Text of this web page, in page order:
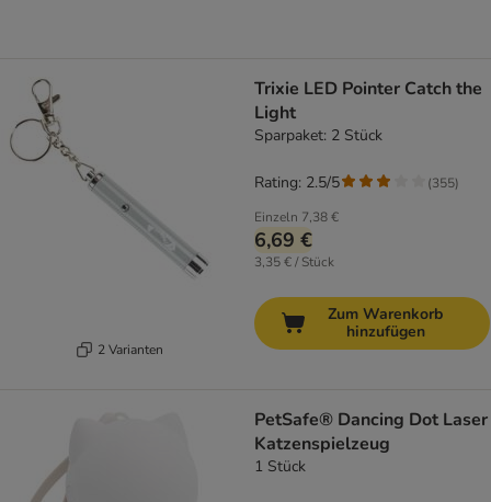
2 Varianten
Trixie LED Pointer Catch the
Light
Sparpaket: 2 Stück
Einzeln 7,38 €
6,69 €
3,35 € / Stück
Rating: 2.5/5 (355)
Zum Warenkorb
hinzufügen
PetSafe® Dancing Dot Laser
Katzenspielzeug
1 Stück